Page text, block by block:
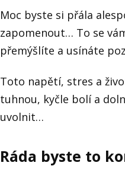
Moc byste si přála
zapomenout… To se
přemýšlíte a usínáte
Toto napětí, stres a
tuhnou, kyčle bolí a
uvolnit…
Ráda byste to